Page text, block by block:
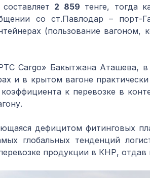
составляет 2 859 тенге, тогда
со ст.Павлодар – порт-
(пользование
Cargo» Бакытжана Аташева,
и в крытом вагоне
к перевозке в
дефицитом фитинговых
глобальных тенденций
продукции в КНР, отдав